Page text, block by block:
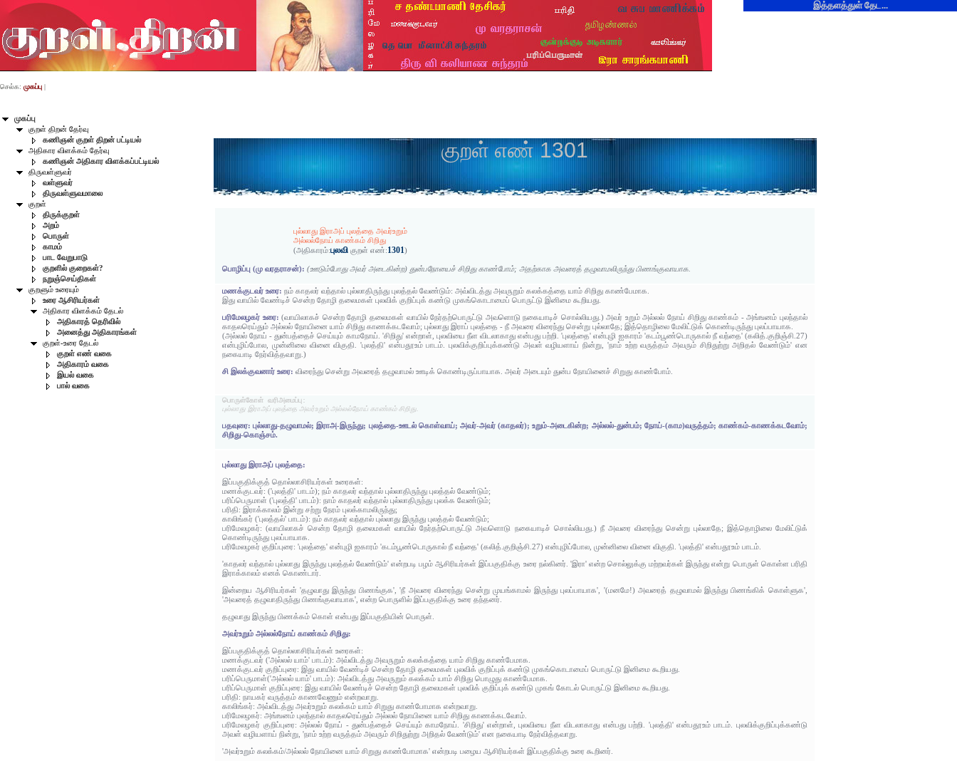
இத்தளத்துள் தேட...
முகப்பு
குறள் திறன் தேர்வு
கணிஞன் குறள் திறன் பட்டியல்
அதிகார விளக்கம் தேர்வு
கணிஞன் அதிகார விளக்கப்பட்டியல்
திருவள்ளுவர்
வள்ளுவர்
திருவள்ளுவமாலை
குறள்
திருக்குறள்
அறம்
பொருள்
காமம்
பாட வேறுபாடு
குறளில் குறைகள்?
நறுஞ்செய்திகள்
குறளும் உரையும்
உரை ஆசிரியர்கள்
அதிகார விளக்கம் தேடல்
அதிகாரத் தெரிவில்
அனைத்து அதிகாரங்கள்
குறள்-உரை தேடல்
குறள் எண் வகை
அதிகாரம் வகை
இயல் வகை
பால் வகை
செல்க: முகப்பு |
குறள் எண் 1301
புல்லாது இராஅப் புலத்தை அவர்உறும்
அல்லல்நோய் காண்கம் சிறிது
(அதிகாரம்:புலவி குறள் எண்:1301)
பொழிப்பு (மு வரதராசன்): (ஊடும்போது அவர் அடைகின்ற) துன்பநோயைச் சிறிது காண்போம்; அதற்காக அவரைத் தழுவாமலிருந்து பிணங்குவாயாக.
மணக்குடவர் உரை:நம் காதலர் வந்தால் புல்லாதிருந்து புலத்தல் வேண்டும்: அவ்விடத்து அவருறும் கலக்கத்தை யாம் சிறிது காண்பேமாக.
இது வாயில் வேண்டிச் சென்ற தோழி தலைமகள் புலவிக் குறிப்புக் கண்டு முகங்கொடாமைப் பொருட்டு இனிமை கூறியது.
பரிமேலழகர் உரை:(வாயிலாகச் சென்ற தோழி தலைமகள் வாயில் நேர்தற்பொருட்டு அவளொடு நகையாடிச் சொல்லியது.) அவர் உறும் அல்லல் நோய் சிறிது காண்கம் - அங்ஙனம் புலந்தால்
காதலரெய்தும் அல்லல் நோயினை யாம் சிறிது காணக்கடவோம்; புல்லாது இராப் புலத்தை - நீ அவரை விரைந்து சென்று புல்லாதே; இத்தொழிலை மேலிட்டுக் கொண்டிருந்து புலப்பாயாக.
(அல்லல் நோய் - துன்பத்தைச் செய்யும் காமநோய். 'சிறிது' என்றாள், புலவியை நீள விடலாகாது என்பது பற்றி. 'புலத்தை' என்புழி ஐகாரம் 'கடம்பூண்டொருகால் நீ வந்தை' (கலித்.குறிஞ்சி.27)
என்புழிப்போல, முன்னிலை வினை விகுதி. 'புலத்தி' என்பதூஉம் பாடம். புலவிக்குறிப்புக்கண்டு அவள் வழியளாய் நின்று, 'நாம் உற்ற வருத்தம் அவரும் சிறிதுற்று அறிதல் வேண்டும்' என
நகையாடி நேர்வித்தவாறு.)
சி இலக்குவனார் உரை:விரைந்து சென்று அவரைத் தழுவாமல் ஊடிக் கொண்டிருப்பாயாக. அவர் அடையும் துன்ப நோயினைச் சிறுது காண்போம்.
பொருள்கோள் வரிஅமைப்பு:
புல்லாது இராஅப் புலத்தை அவர்உறும் அல்லல்நோய் காண்கம் சிறிது.
பதவுரை: புல்லாது-தழுவாமல்; இராஅ-இருந்து; புலத்தை-ஊடல் கொள்வாய்; அவர்-அவர் (காதலர்); உறும்-அடைகின்ற; அல்லல்-துன்பம்; நோய்-(காம)வருத்தம்; காண்கம்-காணக்கடவோம்;
சிறிது-கொஞ்சம்.
புல்லாது இராஅப் புலத்தை:
இப்பகுதிக்குத் தொல்லாசிரியர்கள் உரைகள்:
மணக்குடவர்: ('புலத்தி' பாடம்); நம் காதலர் வந்தால் புல்லாதிருந்து புலத்தல் வேண்டும்;
பரிப்பெருமாள் ('புலத்தி' பாடம்): நாம் காதலர் வந்தால் புல்லாதிருந்து புலக்க வேண்டும்;
பரிதி: இராக்காலம் இன்று சற்று நேரம் புலக்காமலிருந்து;
காலிங்கர் ('புலத்தல்' பாடம்): நம் காதலர் வந்தால் புல்லாது இருந்து புலத்தல் வேண்டும்;
பரிமேலழகர்: (வாயிலாகச் சென்ற தோழி தலைமகள் வாயில் நேர்தற்பொருட்டு அவளொடு நகையாடிச் சொல்லியது.) நீ அவரை விரைந்து சென்று புல்லாதே; இத்தொழிலை மேலிட்டுக்
கொண்டிருந்து புலப்பாயாக.
பரிமேலழகர் குறிப்புரை: 'புலத்தை' என்புழி ஐகாரம் 'கடம்பூண்டொருகால் நீ வந்தை' (கலித்.குறிஞ்சி.27) என்புழிப்போல, முன்னிலை வினை விகுதி. 'புலத்தி' என்பதூஉம் பாடம்.
'காதலர் வந்தால் புல்லாது இருந்து புலத்தல் வேண்டும்' என்றபடி பழம் ஆசிரியர்கள் இப்பகுதிக்கு உரை நல்கினர். 'இரா' என்ற சொல்லுக்கு மற்றவர்கள் இருந்து என்று பொருள் கொள்ள பரிதி
இராக்காலம் எனக் கொண்டார்.
இன்றைய ஆசிரியர்கள் 'தழுவாது இருந்து பிணங்குக', 'நீ அவரை விரைந்து சென்று முயங்காமல் இருந்து புலப்பாயாக', '(மனமே!) அவரைத் தழுவாமல் இருந்து பிணங்கிக் கொள்ளுக',
'அவரைத் தழுவாதிருந்து பிணங்குவாயாக', என்ற பொருளில் இப்பகுதிக்கு உரை தந்தனர்.
தழுவாது இருந்து பிணக்கம் கொள் என்பது இப்பகுதியின் பொருள்.
அவர்உறும் அல்லல்நோய் காண்கம் சிறிது:
இப்பகுதிக்குத் தொல்லாசிரியர்கள் உரைகள்:
மணக்குடவர் ('அல்லல் யாம்' பாடம்): அவ்விடத்து அவருறும் கலக்கத்தை யாம் சிறிது காண்பேமாக.
மணக்குடவர் குறிப்புரை: இது வாயில் வேண்டிச் சென்ற தோழி தலைமகள் புலவிக் குறிப்புக் கண்டு முகங்கொடாமைப் பொருட்டு இனிமை கூறியது.
பரிப்பெருமாள்('அல்லல் யாம்' பாடம்): அவ்விடத்து அவருறும் கலக்கம் யாம் சிறிது பொழுது காண்பேமாக.
பரிப்பெருமாள் குறிப்புரை: இது வாயில் வேண்டிச் சென்ற தோழி தலைமகள் புலவிக் குறிப்புக் கண்டு முகங் கோடல் பொருட்டு இனிமை கூறியது.
பரிதி: நாயகர் வருத்தம் காணவேணும் என்றவாறு.
காலிங்கர்: அவ்விடத்து அவர்உறும் கலக்கம் யாம் சிறுது காண்போமாக என்றவாறு.
பரிமேலழகர்: அங்ஙனம் புலந்தால் காதலரெய்தும் அல்லல் நோயினை யாம் சிறிது காணக்கடவோம்.
பரிமேலழகர் குறிப்புரை: அல்லல் நோய் - துன்பத்தைச் செய்யும் காமநோய். 'சிறிது' என்றாள், புலவியை நீள விடலாகாது என்பது பற்றி. 'புலத்தி' என்பதூஉம் பாடம். புலவிக்குறிப்புக்கண்டு
அவள் வழியளாய் நின்று, 'நாம் உற்ற வருத்தம் அவரும் சிறிதுற்று அறிதல் வேண்டும்' என நகையாடி நேர்வித்தவாறு.
'அவர்உறும் கலக்கம்/அல்லல் நோயினை யாம் சிறுது காண்போமாக' என்றபடி பழைய ஆசிரியர்கள் இப்பகுதிக்கு உரை கூறினர்.